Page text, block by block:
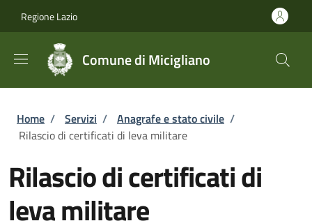
Regione Lazio
Comune di Micigliano
Briciole di pane
Home / Servizi / Anagrafe e stato civile /
Rilascio di certificati di leva militare
Rilascio di certificati di
leva militare